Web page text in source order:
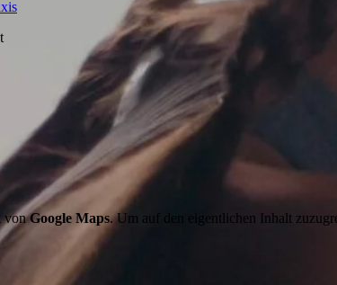
vonGoogle Maps. Um auf den eigentlichen Inhalt